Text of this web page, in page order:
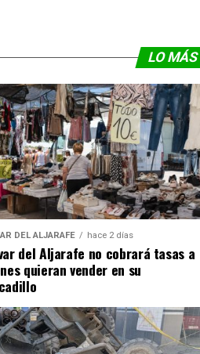
LO
DEL ALJARAFE hace 2 días
del Aljarafe no cobrará tasas a
quieran vender en su